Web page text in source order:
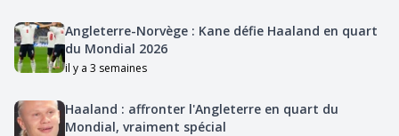
Angleterre-Norvège : Kane défie Haaland en quart
du Mondial 2026
il y a 3 semaines
Haaland : affronter l'Angleterre en quart du
Mondial, vraiment spécial